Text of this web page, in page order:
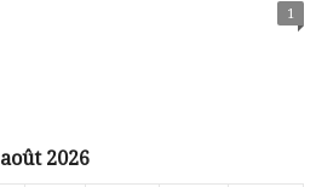
1
août 2026